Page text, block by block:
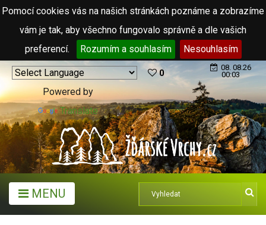
Pomocí cookies vás na našich stránkách poznáme a zobrazíme
vám je tak, aby všechno fungovalo správně a dle vašich
preferencí.
Rozumím a souhlasím Nesouhlasím
Powered by
Translate
0
08. 08.26
00:03
MENU